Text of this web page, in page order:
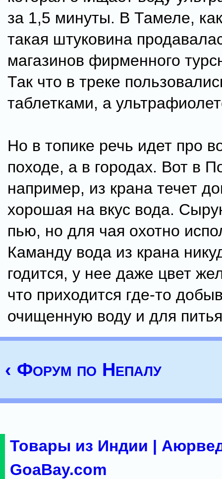
за 1,5 минуты. В Тамеле,
такая штуковина
магазинов фирменного
Так что в треке
таблетками, а
Но в топике речь идет про
походе, а в городах. Вот в
например, из крана течет
хорошая на вкус вода.
пью, но для чая охотно
Каманду вода из крана
годится, у нее даже цвет
что приходится где-то
очищенную воду и для
‹ Форум по Непалу
Товары из Индии |
GoaBay.com